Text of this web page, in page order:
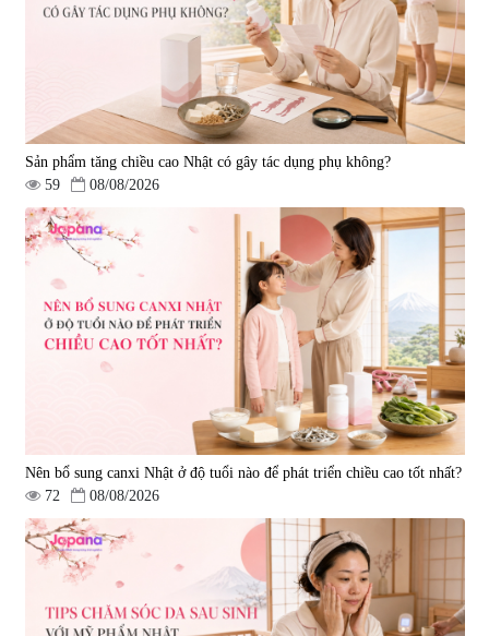
Sản phẩm tăng chiều cao Nhật có gây tác dụng phụ không?
59
08/08/2026
Nên bổ sung canxi Nhật ở độ tuổi nào để phát triển chiều cao tốt nhất?
72
08/08/2026